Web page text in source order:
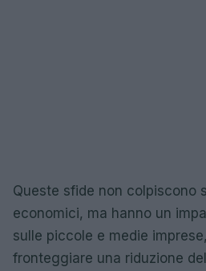
Queste sfide non colpiscono
economici, ma hanno un
sulle piccole e medie
fronteggiare una riduzione